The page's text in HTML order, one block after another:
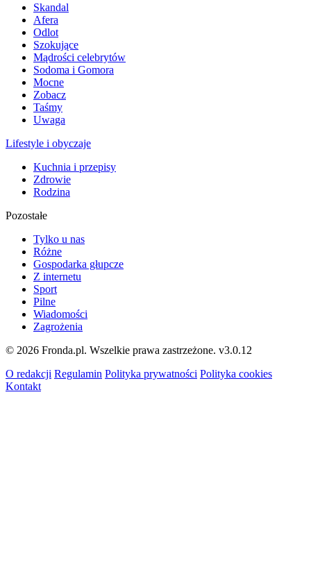
Skandal
Afera
Odlot
Szokujące
Mądrości celebrytów
Sodoma i Gomora
Mocne
Zobacz
Taśmy
Uwaga
Lifestyle i obyczaje
Kuchnia i przepisy
Zdrowie
Rodzina
Pozostałe
Tylko u nas
Różne
Gospodarka głupcze
Z internetu
Sport
Pilne
Wiadomości
Zagrożenia
© 2026 Fronda.pl. Wszelkie prawa zastrzeżone. v3.0.12
O redakcji Regulamin Polityka prywatności Polityka cookies
Kontakt